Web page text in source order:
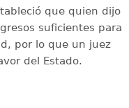
que quien dijo
suficientes para
por lo que un juez
del Estado.